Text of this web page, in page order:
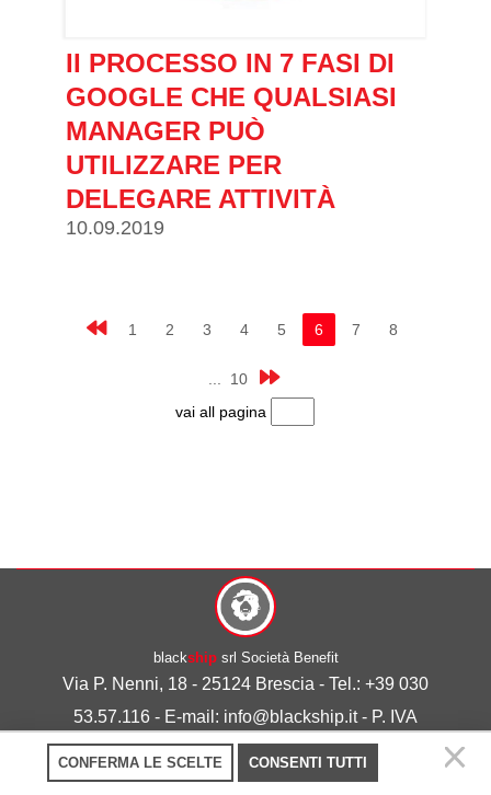
II PROCESSO IN 7 FASI DI
GOOGLE CHE QUALSIASI
MANAGER PUÒ
UTILIZZARE PER
DELEGARE ATTIVITÀ
10.09.2019
1 2 3 4 5 6 7 8
... 10
vai all pagina
blackshipsrl Società Benefit
Via P. Nenni, 18 - 25124 Brescia - Tel.: +39 030
53.57.116 - E-mail: info@blackship.it - P. IVA
03492980986
Privacy policy-Cookie policy
CONFERMA LE SCELTE CONSENTI TUTTI